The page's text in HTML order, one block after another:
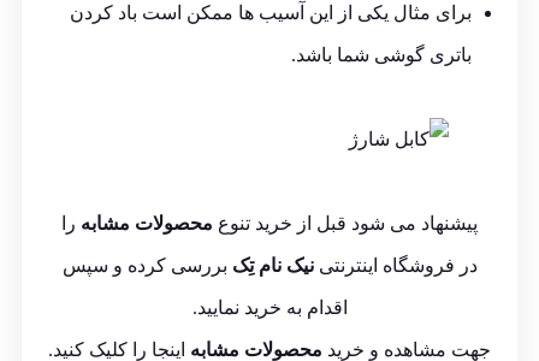
برای مثال یکی از این آسیب ها ممکن است باد کردن
باتری گوشی شما باشد.
پیشنهاد می شود قبل از خرید تنوع محصولات مشابه را
در فروشگاه اینترنتینیک نام تِک بررسی کرده و سپس
اقدام به خرید نمایید.
جهت مشاهده و خرید محصولات مشابه اینجا را کلیک کنید.